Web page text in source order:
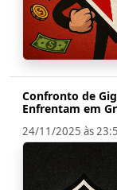
Confronto de
Enfrentam em
24/11/2025 às